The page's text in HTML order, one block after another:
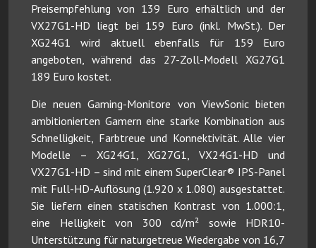
Preisempfehlung von 139 Euro erhältlich und der
VX27G1-HD liegt bei 159 Euro (inkl. MwSt.). Der
XG24G1 wird aktuell ebenfalls für 159 Euro
angeboten, während das 27-Zoll-Modell XG27G1
189 Euro kostet.
Die neuen Gaming-Monitore von ViewSonic bieten
ambitionierten Gamern eine starke Kombination aus
Schnelligkeit, Farbtreue und Konnektivität. Alle vier
Modelle – XG24G1, XG27G1, VX24G1-HD und
VX27G1-HD – sind mit einem SuperClear® IPS-Panel
mit Full-HD-Auflösung (1.920 x 1.080) ausgestattet.
Sie liefern einen statischen Kontrast von 1.000:1,
eine Helligkeit von 300 cd/m² sowie HDR10-
Unterstützung für naturgetreue Wiedergabe von 16,7